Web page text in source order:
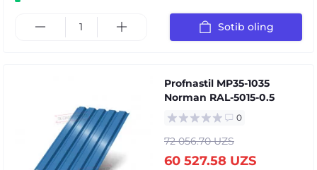
Sotib oling
Profnastil MP35-1035
Norman RAL-5015-0.5
0
72 056.70 UZS
60 527.58 UZS